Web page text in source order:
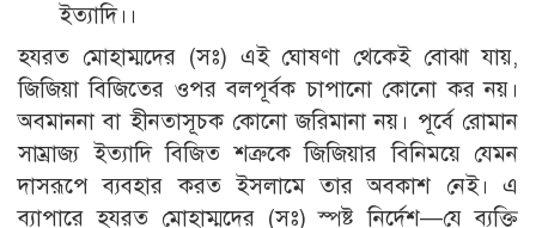
ইত্যাদি।।
হযরত মােহাম্মদের (সঃ) এই ঘােষণা থেকেই বােঝা যায়,
জিজিয়া বিজিতের ওপর বলপূর্বক চাপানাে কোনাে কর নয়।
অবমাননা বা হীনতাসূচক কোনাে জরিমানা নয়। পূর্বে রােমান
সাম্রাজ্য ইত্যাদি বিজিত শত্রুকে জিজিয়ার বিনিময়ে যেমন
দাসরূপে ব্যবহার করত ইসলামে তার অবকাশ নেই। এ
ব্যাপারে হযরত মােহাম্মদের (সঃ) স্পষ্ট নির্দেশ—যে ব্যক্তি